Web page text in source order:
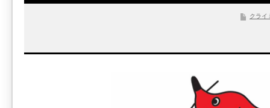
クライ